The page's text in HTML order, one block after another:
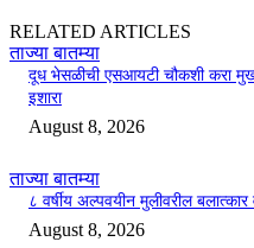
RELATED ARTICLES
ताज्या बातम्या
दूध भेसळीची एसआयटी चौकशी करा
इशारा
August 8, 2026
ताज्या बातम्या
८ वर्षीय अल्पवयीन मुलीवरील बलात्कार
August 8, 2026